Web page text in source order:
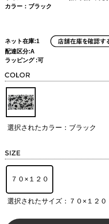
カラー：ブラック
ネット在庫:1
配達区分:A
ラッピング :可
選択されたカラー：ブラック
７０×１２０
選択されたサイズ：７０×１２０